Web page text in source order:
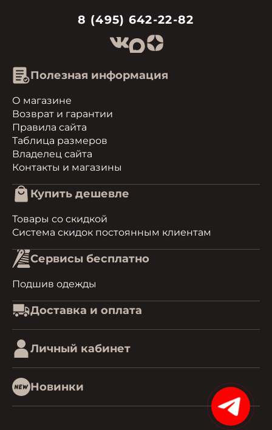
8 (495) 642-22-82
Полезная информация
О магазине
Возврат и гарантии
Правила сайта
Таблица размеров
Владелец сайта
Контакты и магазины
Купить дешевле
Товары со скидкой
Система скидок постоянным клиентам
Сервисы бесплатно
Подшив одежды
Доставка и оплата
Личный кабинет
Новинки
15%